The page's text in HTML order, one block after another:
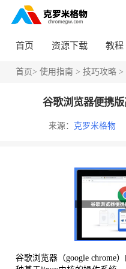
首页 资源下载 教程
首页> 使用指南 > 技巧攻略>
谷歌浏览器便携
来源： 克罗米格物
谷歌浏览器（google chrome